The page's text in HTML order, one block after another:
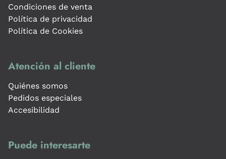
Condiciones de venta
Política de privacidad
Política de Cookies
Atención al cliente
Quiénes somos
Pedidos especiales
Accesibilidad
Puede interesarte